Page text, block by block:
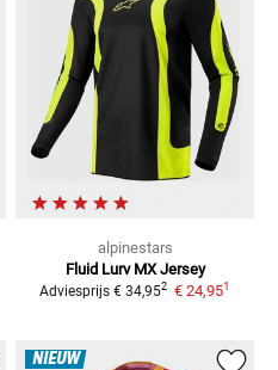
alpinestars
Fluid Lurv MX Jersey
Adviesprijs € 34,952 € 24,951
NIEUW